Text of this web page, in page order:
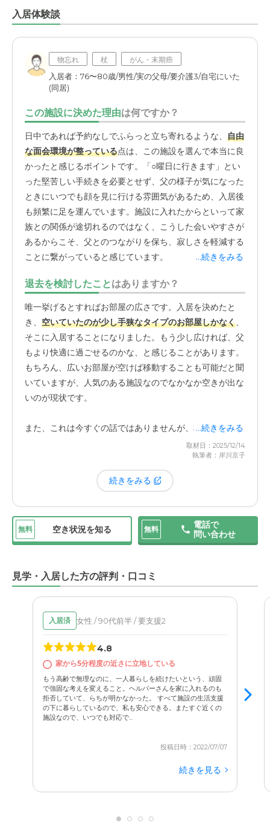
入居体験談
物忘れ 杖 がん・末期癌
入居者：76〜80歳/男性/実の父母/要介護3/自宅にいた
(同居)
この施設に決めた理由は何ですか？
日中であれば予約なしでふらっと立ち寄れるような、 自由
な面会環境が整っている点は、この施設を選んで本当に良
かったと感じるポイントです。「○曜日に行きます」とい
った堅苦しい手続きを必要とせず、父の様子が気になった
ときにいつでも顔を見に行ける雰囲気があるため、入居後
も頻繁に足を運んでいます。施設に入れたからといって家
族との関係が途切れるのではなく、こうした会いやすさが
あるからこそ、父とのつながりを保ち、寂しさを軽減する
ことに繋がっていると感じています。
いくつか候補があった中で、結果的に一番近い場所にある
この施設に空きがあったのは幸運でした。何かあったとき
に家族がすぐに駆けつけられる距離にあるというのは、
日々の生活を送る上で何よりの安心材料になっています。
家族として一番安心できるのは、やはり 専門のスタッフさ
んが24時間体制で見守ってくださる点です。夜中に何か
あっても、すぐに対応していただける。この安心感は、在
宅介護では決して得られなかったものです。母と二人で暮
私も常に不安を抱えていました。そのプレッシャーから解
さらに、日中は看護師さんが常駐してくださっているのも
年齢的にもいつ体調が変化するかわかりません。健康面で
何か気になることがあれば、すぐに専門的な視点で見てい
ただける環境は、本当にありがたいです。介護と医療の両
るからこそ、私たちは安心して父を預けることができてい
ます。父がこの施設での生活に慣れてきた大きな理由の一
つが、レクリエーション、特に外出の機会を設けてくださ
ることだと思います。施設に入ると、どうしても行動範囲
が狭まり、単調な毎日になりがちなのではないかと心配し
ていました。しかし、こちらの施設では
き添って、近くの公園などへ連れ出してくれる
父もこの外出をとても楽しみにしているようで、私たちに
会ったときにもその話をしてくれます。外の景色を見た
すことは困難でした。施設に入ったことで、かえって外の
空気に触れる機会が増えたのは、嬉しい驚きでした。本人
て本当に良かったなと実感します。
...続きをみる
退去を検討したことはありますか？
唯一挙げるとすればお部屋の広さです。入居を決めたと
き、 空いていたのが少し手狭なタイプのお部屋しかなく、
そこに入居することになりました。もう少し広ければ、父
もより快適に過ごせるのかな、と感じることがあります。
もちろん、広いお部屋が空けば移動することも可能だと聞
いていますが、人気のある施設なのでなかなか空きが出な
いのが現状です。
また、これは今すぐの話ではありませんが、将来的に母の
入居も考えたとき、今の施設だと二人で入るには少し手狭
に感じます。母が「もうしんどい」となったときに、父と
一緒の施設に入ってもらうのが理想ですが、その点では他
の施設も検討の必要があります。ただ、これは私たちの家
けではありません。
...続きをみる
取材日：2025/12/14
執筆者：岸川京子
続きをみる
無料 空き状況を知る 無料
電話で
問い合わせ
見学・入居した方の評判・口コミ
入居済 女性 / 90代前半 / 要支援2
4.8
家から5分程度の近さに立地している
もう高齢で無理なのに、一人暮らしを続けたいという、頑固
で強固な考えを変えること。ヘルパーさんを家に入れるのも
拒否していて、らちが明かなかった。 すべて施設の生活支援
の下に暮らしているので、私も安心できる。またすぐ近くの
施設なので、いつでも対応で...
投稿日時：2022/07/07
続きを見る